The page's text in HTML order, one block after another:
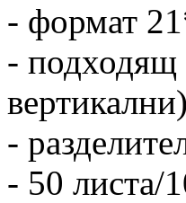
- формат
- подходящ
вертикални)
-
- 50 листа/